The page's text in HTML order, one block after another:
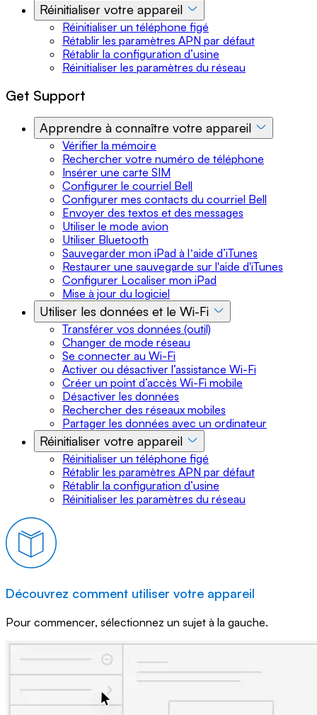
Réinitialiser votre appareil
Réinitialiser un téléphone figé
Rétablir les paramètres APN par défaut
Rétablir la configuration d’usine
Réinitialiser les paramètres du réseau
Get Support
Apprendre à connaître votre appareil
Vérifier la mémoire
Rechercher votre numéro de téléphone
Insérer une carte SIM
Configurer le courriel Bell
Configurer mes contacts du courriel Bell
Envoyer des textos et des messages
Utiliser le mode avion
Utiliser Bluetooth
Sauvegarder mon iPad à lʼaide d’iTunes
Restaurer une sauvegarde sur l'aide d'iTunes
Configurer Localiser mon iPad
Mise à jour du logiciel
Utiliser les données et le Wi-Fi
Transférer vos données (outil)
Changer de mode réseau
Se connecter au Wi-Fi
Activer ou désactiver l’assistance Wi-Fi
Créer un point d’accès Wi-Fi mobile
Désactiver les données
Rechercher des réseaux mobiles
Partager les données avec un ordinateur
Réinitialiser votre appareil
Réinitialiser un téléphone figé
Rétablir les paramètres APN par défaut
Rétablir la configuration d’usine
Réinitialiser les paramètres du réseau
Découvrez comment utiliser votre appareil
Pour commencer, sélectionnez un sujet à la gauche.